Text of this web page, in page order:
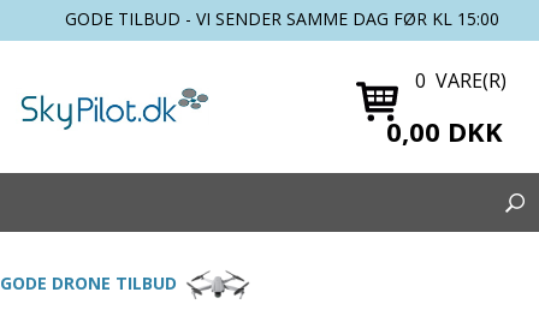
GODE TILBUD - VI SENDER SAMME DAG FØR KL 15:00
0 VARE(R)
0,00 DKK
GODE DRONE TILBUD